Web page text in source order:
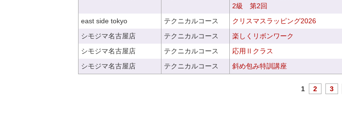
2級 第2回
east side tokyo テクニカルコース クリスマスラッピング2026
シモジマ名古屋店
テクニカルコース 楽しくリボンワーク
シモジマ名古屋店
テクニカルコース 応用Ⅱクラス
シモジマ名古屋店
テクニカルコース 斜め包み特訓講座
1 2 3